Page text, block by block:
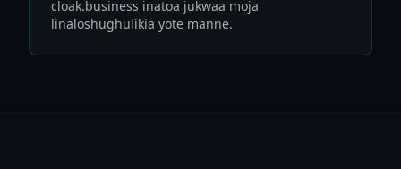
cloak.business inatoa jukwaa moja
linaloshughulikia yote manne.